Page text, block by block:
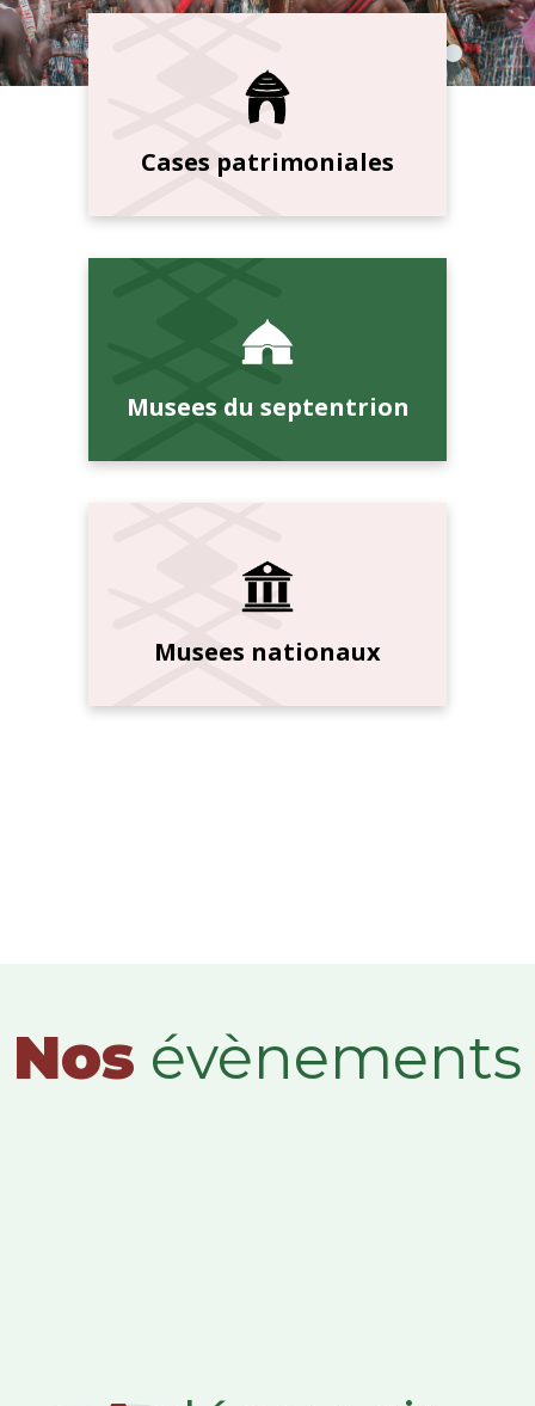
Cases patrimoniales
Musees du septentrion
Musees nationaux
Nos évènements